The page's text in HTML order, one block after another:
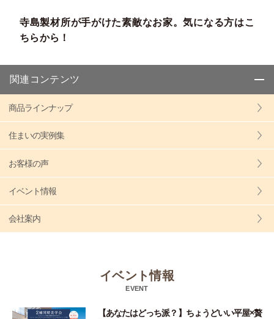
寺島製材所が手がけた素敵なお家。気になる方はこ
ちらから！
関連コンテンツ
商品ラインナップ
住まいの実例集
お客様の声
イベント情報
会社案内
イベント情報
EVENT
【あなたはどっち派？】ちょうどいい平屋×贅